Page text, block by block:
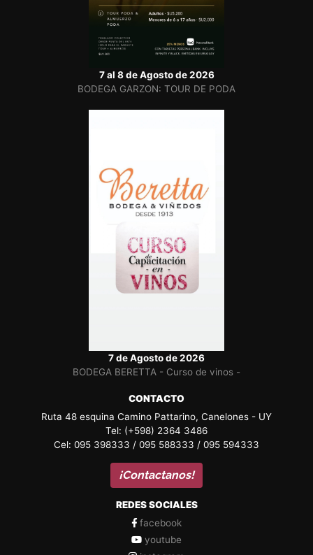
7 al 8 de Agosto de 2026
BODEGA GARZON: TOUR DE PODA
7 de Agosto de 2026
BODEGA BERETTA - Curso de vinos -
CONTACTO
Ruta 48 esquina Camino Pattarino, Canelones - UY
Tel: (+598) 2364 3486
Cel: 095 398333 / 095 588333 / 095 594333
¡Contactanos!
REDES SOCIALES
facebook
youtube